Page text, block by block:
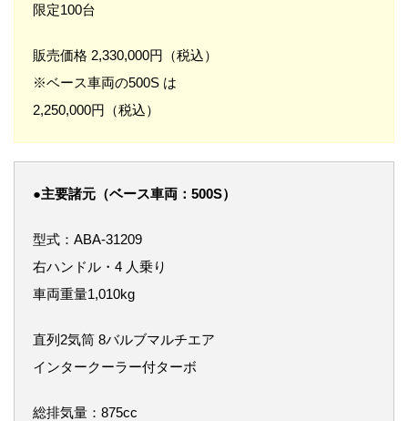
限定100台
販売価格 2,330,000円（税込）
※ベース車両の500S は
2,250,000円（税込）
●主要諸元（ベース車両：500S）
型式：ABA-31209
右ハンドル・4 人乗り
車両重量1,010kg
直列2気筒 8バルブマルチエア
インタークーラー付ターボ
総排気量：875cc